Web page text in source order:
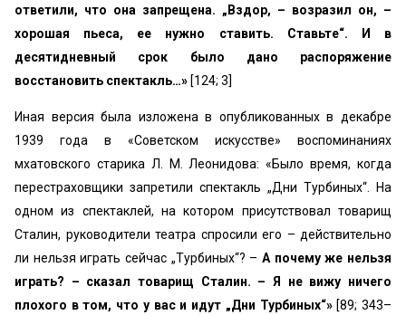
ответили, что она запрещена. „Вздор, – возразил он, –
хорошая пьеса, ее нужно ставить. Ставьте“. И в
десятидневный срок было дано распоряжение
восстановить спектакль…» [124; 3]
Иная версия была изложена в опубликованных в декабре
1939 года в «Советском искусстве» воспоминаниях
мхатовского старика Л. М. Леонидова: «Было время, когда
перестраховщики запретили спектакль „Дни Турбиных“. На
одном из спектаклей, на котором присутствовал товарищ
Сталин, руководители театра спросили его – действительно
ли нельзя играть сейчас „Турбиных“? – А почему же нельзя
играть? – сказал товарищ Сталин. – Я не вижу ничего
плохого в том, что у вас и идут „Дни Турбиных“»[89; 343–